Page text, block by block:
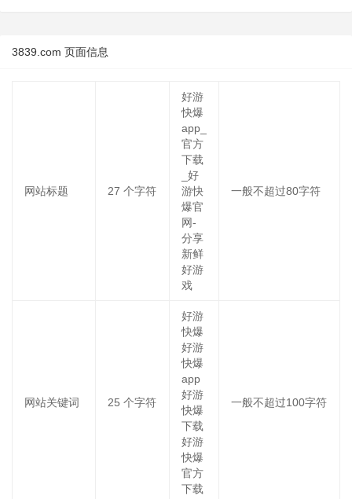
3839.com 页面信息
网站标题 27 个字符
好游
快爆
app_
官方
下载
_好
游快
爆官
网-
分享
新鲜
好游
戏
一般不超过80字符
网站关键词 25 个字符
好游
快爆
好游
快爆
app
好游
快爆
下载
好游
快爆
官方
下载
一般不超过100字符